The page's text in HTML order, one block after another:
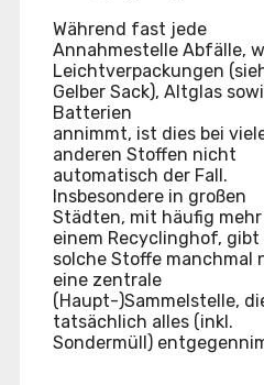
Während fast jede
Annahmestelle Abfälle,
Leichtverpackungen
Gelber Sack), Altglas
Batterien
annimmt, ist dies bei
anderen Stoffen nicht
automatisch der Fall.
Insbesondere in großen
Städten, mit häufig mehr
einem Recyclinghof,
solche Stoffe manchmal
eine zentrale
(Haupt-)Sammelstelle,
tatsächlich alles (inkl.
Sondermüll)